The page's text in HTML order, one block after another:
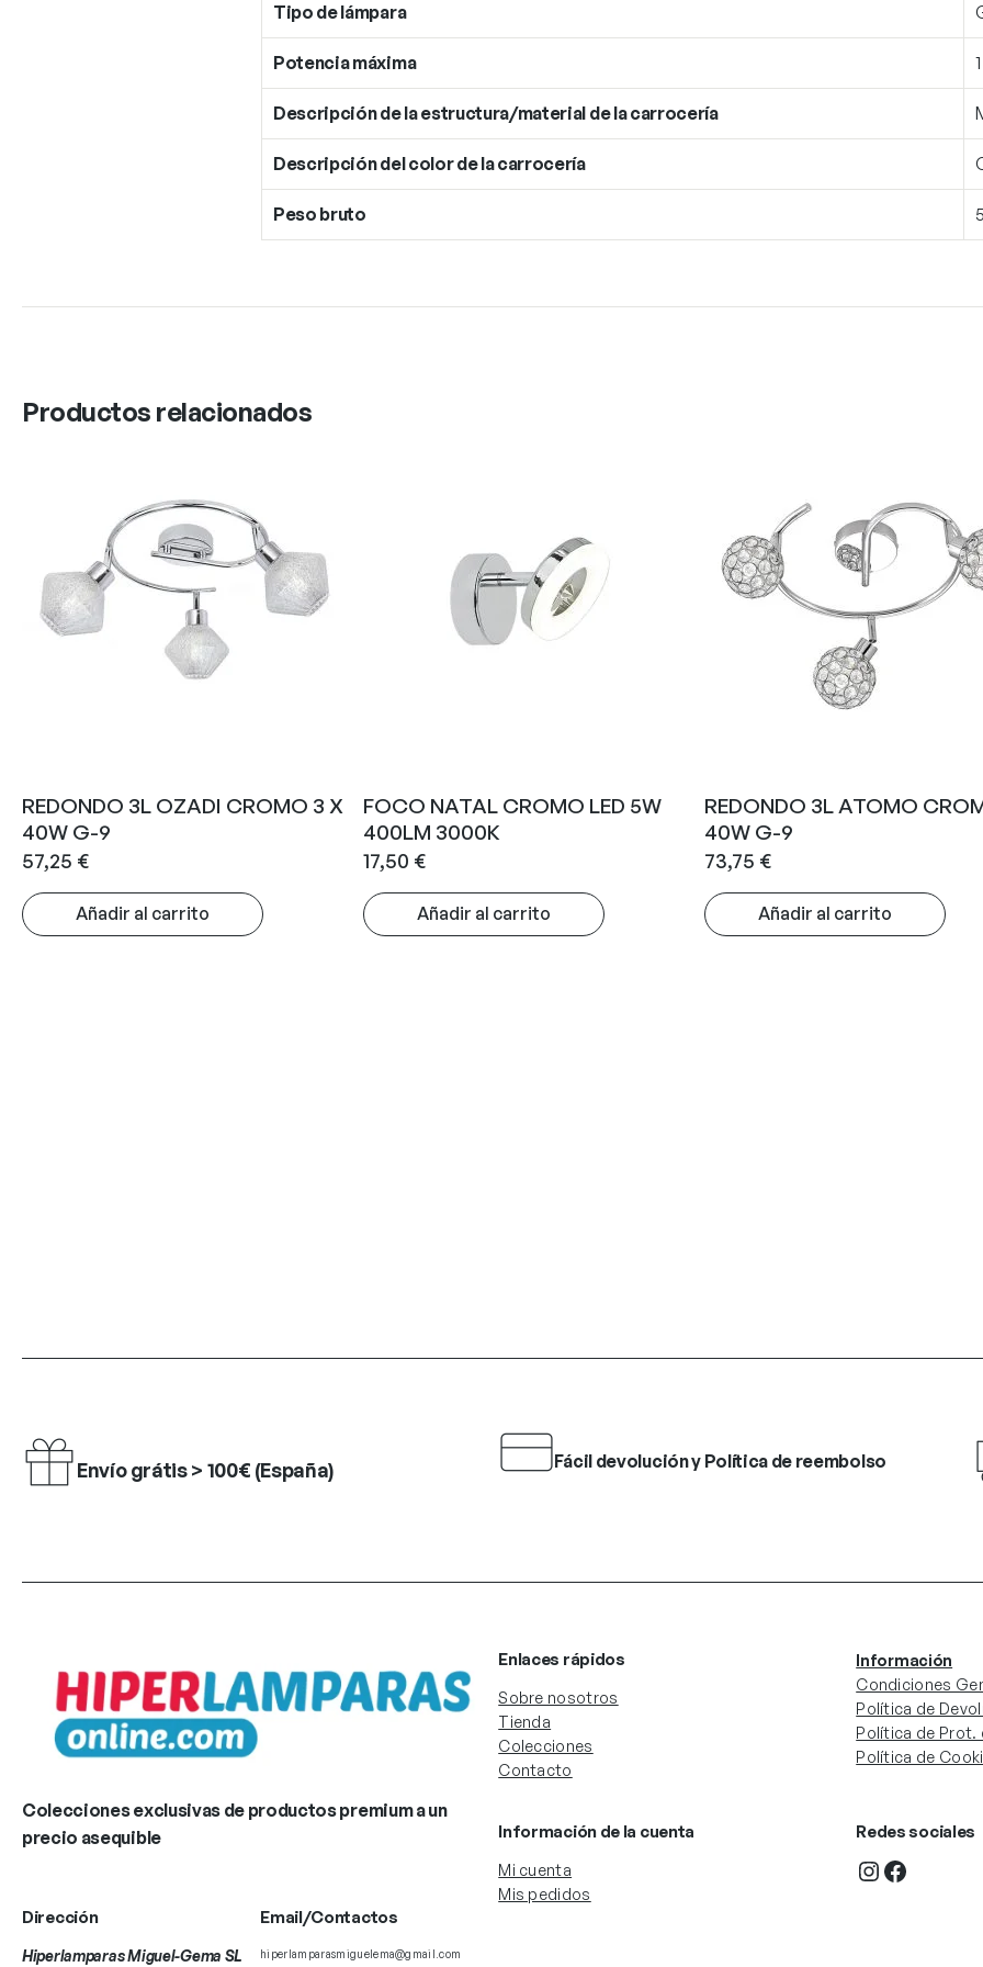
Tipo de lámpara
Potencia máxima
Descripción de la estructura/material de la carrocería
Descripción del color de la carrocería
Peso bruto
Productos relacionados
REDONDO 3L OZADI CROMO 3 X
40W G-9
57,25 €
Añadir al carrito
FOCO NATAL CROMO LED 5W
400LM 3000K
17,50 €
Añadir al carrito
REDONDO 3L ATOMO
40W G-9
73,75 €
Añadir al carrito
Envío grátis > 100€ (España) Fácil devolución y Política de reembolso
Colecciones exclusivas de productos premium a un
precio asequible
Dirección
Hiperlamparas Miguel-Gema SL
Email/Contactos
hiperlamparasmiguelema@gmail.com
Enlaces rápidos
Sobre nosotros
Tienda
Colecciones
Contacto
Información
Condiciones
Política de
Política de Prot.
Política de
Información de la cuenta
Mi cuenta
Mis pedidos
Redes sociales
InstagramFacebook